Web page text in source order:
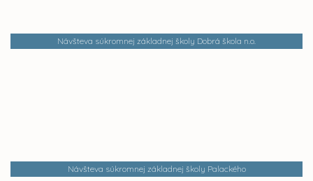
Návšteva súkromnej základnej školy Dobrá škola n.o.
Návšteva súkromnej základnej školy Palackého